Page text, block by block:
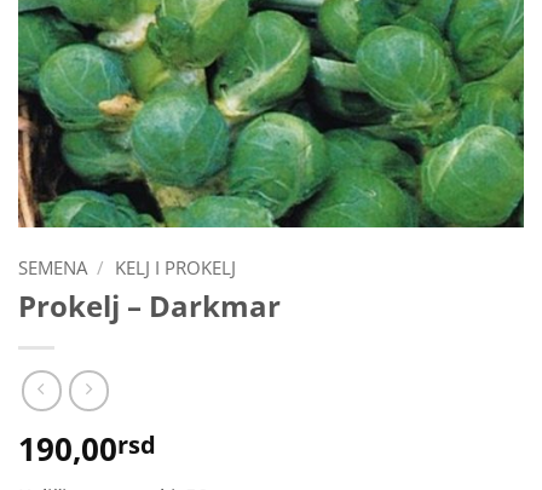
SEMENA / KELJ I PROKELJ
Prokelj – Darkmar
190,00rsd